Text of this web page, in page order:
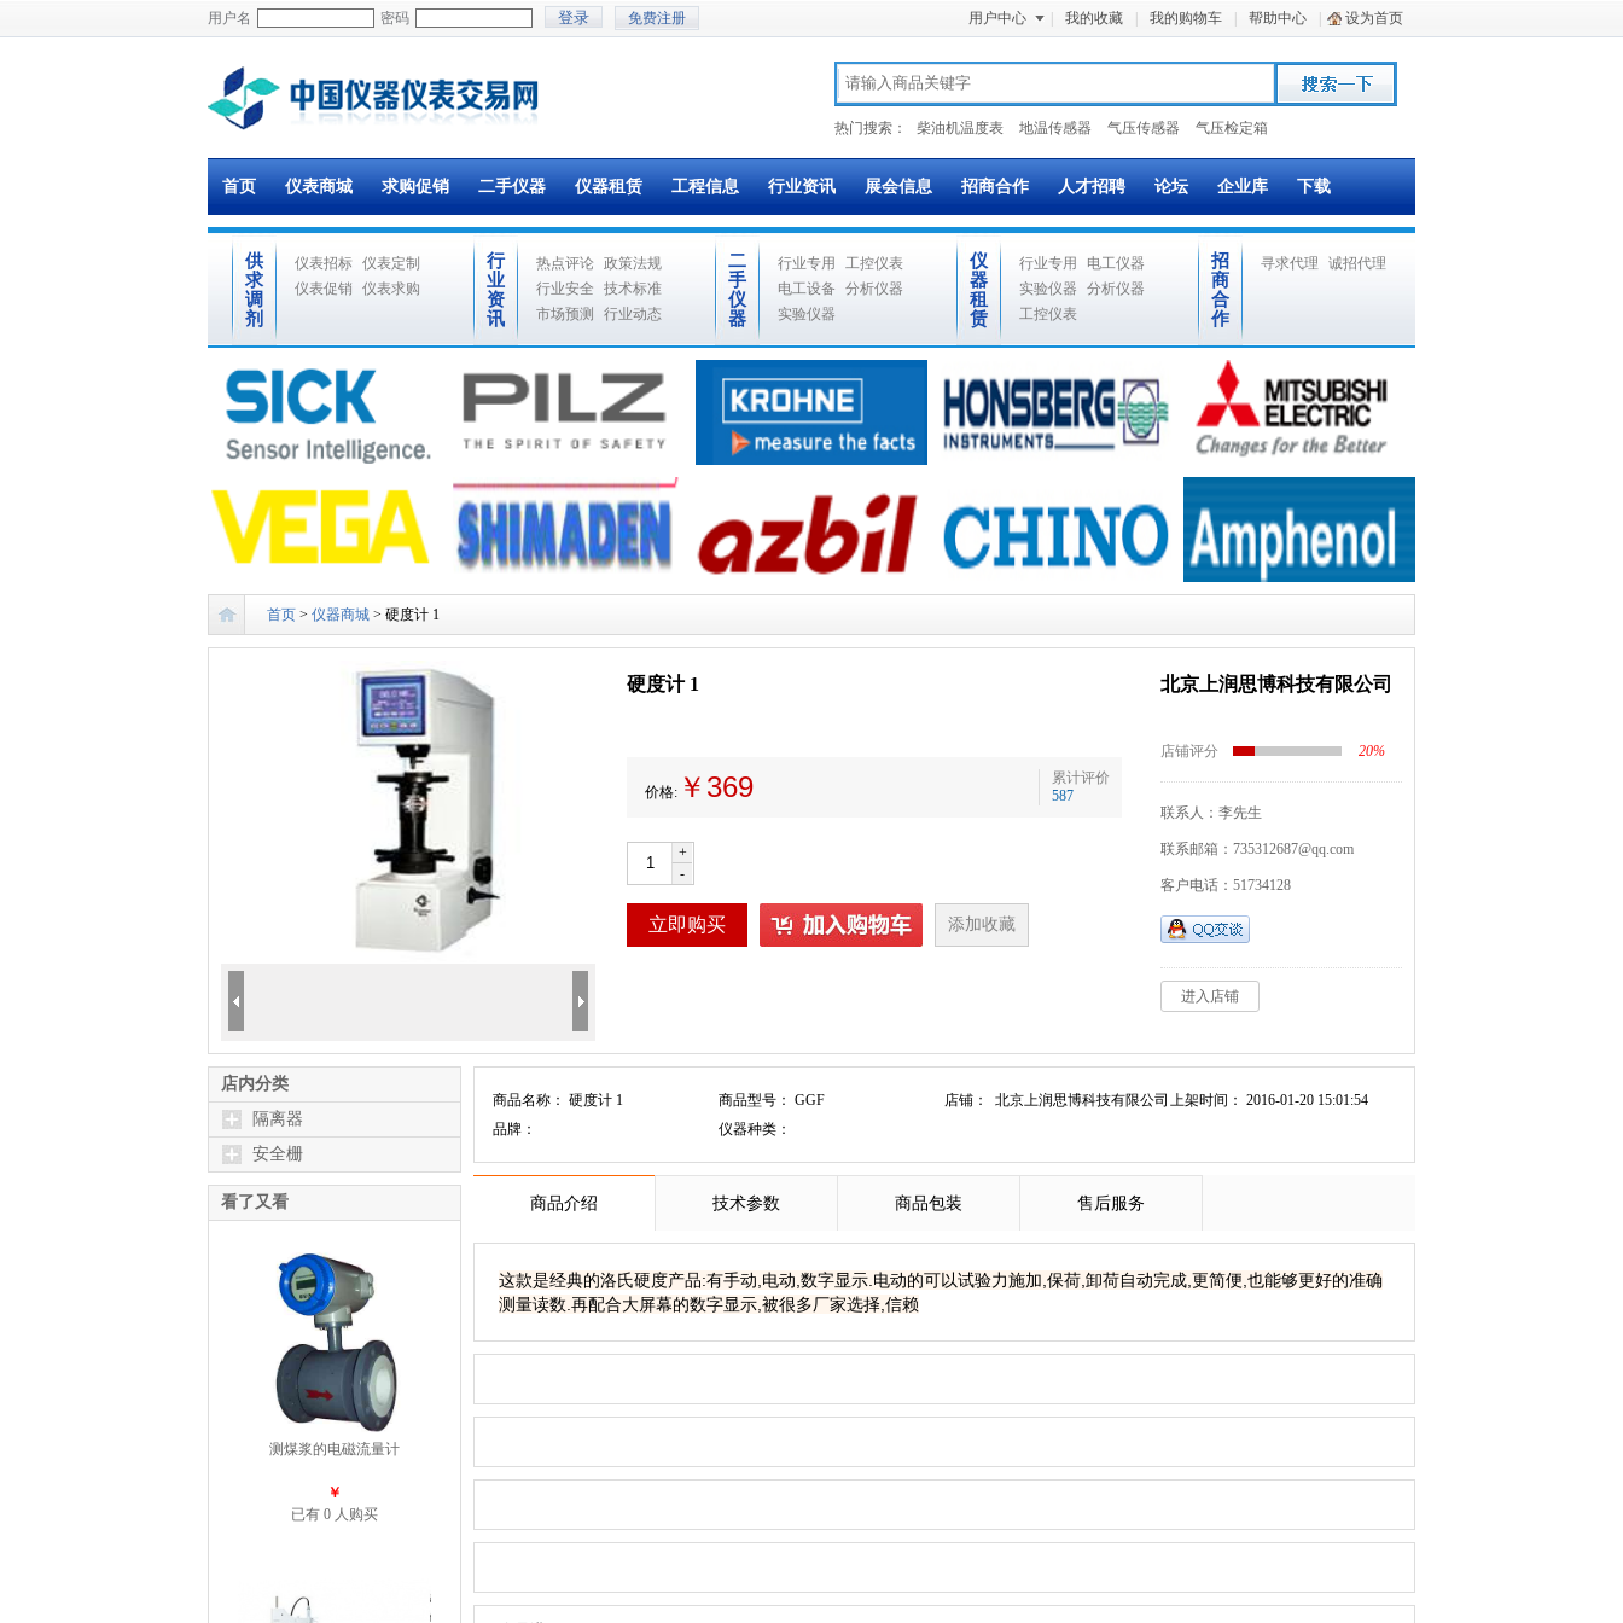
用户名 密码 免费注册 用户中心 我的收藏 我的购物车 帮助中心 设为首页
热门搜索： 柴油机温度表 地温传感器 气压传感器 气压检定箱
首页 仪表商城 求购促销 二手仪器 仪器租赁 工程信息 行业资讯 展会信息 招商合作 人才招聘 论坛 企业库 下载
供
求
调
剂
仪表招标 仪表定制
仪表促销
仪表求购
行
业
资
讯
热点评论 政策法规
行业安全
技术标准
市场预测
行业动态
二
手
仪
器
行业专用
工控仪表
电工设备
分析仪器
实验仪器
仪
器
租
赁
行业专用
电工仪器
实验仪器
分析仪器
工控仪表
招
商
合
作
寻求代理 诚招代理
首页 > 仪器商城 > 硬度计 1
硬度计 1
累计评价
587
价格: ￥369
+
-
立即购买 添加收藏
北京上润思博科技有限公司
店铺评分 20%
联系人：李先生
联系邮箱：735312687@qq.com
客户电话：51734128
进入店铺
店内分类
隔离器
安全栅
看了又看
测煤浆的电磁流量计
￥
已有 0 人购买
商品名称： 硬度计 1 商品型号： GGF 店铺： 北京上润思博科技有限公司 上架时间： 2016-01-20 15:01:54
品牌：
仪器种类：
商品介绍 技术参数 商品包装 售后服务
这款是经典的洛氏硬度产品:有手动,电动,数字显示.电动的可以试验力施加,保荷,卸荷自动完成,更简便,也能够更好的准确
测量读数.再配合大屏幕的数字显示,被很多厂家选择,信赖